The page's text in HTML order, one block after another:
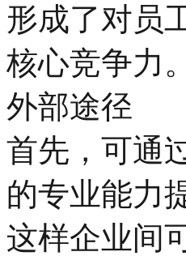
形成了对员
核心竞争力。
外部途径
首先，可通
的专业能力
这样企业间